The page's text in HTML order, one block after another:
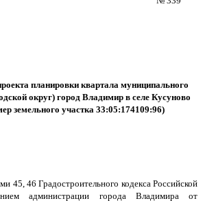
планировкиквартала муниципального
округ) город Владимир в селе Кусуново
земельного участка 33:05:174109:96)
45, 46 Градостроительного кодекса Российской
администрации города Владимира от